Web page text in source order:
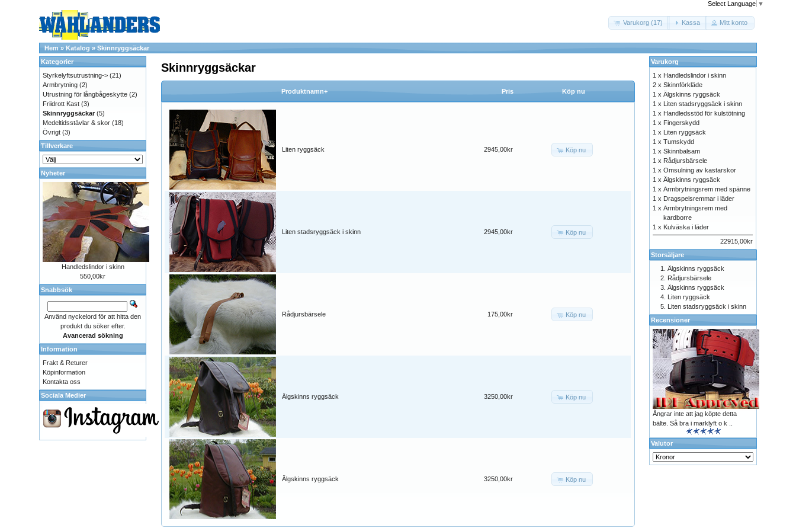
Select Language ▼
Varukorg (17) Kassa Mitt konto
Hem »Katalog »Skinnryggsäckar
Skinnryggsäckar
Produktnamn+ Pris Köp nu
Liten ryggsäck 2945,00kr Köp nu
Liten stadsryggsäck i skinn 2945,00kr Köp nu
Rådjursbärsele 175,00kr Köp nu
Älgskinns ryggsäck 3250,00kr Köp nu
Älgskinns ryggsäck 3250,00kr Köp nu
Kategorier
Styrkelyftsutrustning-> (21)
Armbrytning (2)
Utrustning för långbågeskytte (2)
Friidrott Kast (3)
Skinnryggsäckar(5)
Medeltidsstävlar & skor (18)
Övrigt (3)
Tillverkare
Nyheter
Handledslindor i skinn
550,00kr
Snabbsök
Använd nyckelord för att hitta den
produkt du söker efter.
Avancerad sökning
Information
Frakt & Returer
Köpinformation
Kontakta oss
Sociala Medier
Varukorg
1 x Handledslindor i skinn
2 xSkinnförkläde
1 xÄlgskinns ryggsäck
1 x Liten stadsryggsäck i skinn
1 x Handledsstöd för kulstötning
1 x Fingerskydd
1 x Liten ryggsäck
1 xTumskydd
1 xSkinnbalsam
1 x Rådjursbärsele
1 xOmsulning av kastarskor
1 xÄlgskinns ryggsäck
1 xArmbrytningsrem med spänne
1 x Dragspelsremmar i läder
1 xArmbrytningsrem med
kardborre
1 x Kulväska i läder
22915,00kr
Storsäljare
Älgskinns ryggsäck
Rådjursbärsele
Älgskinns ryggsäck
Liten ryggsäck
Liten stadsryggsäck i skinn
Recensioner
Ångrar inte att jag köpte detta
bälte. Så bra i marklyft o k ..
Valutor